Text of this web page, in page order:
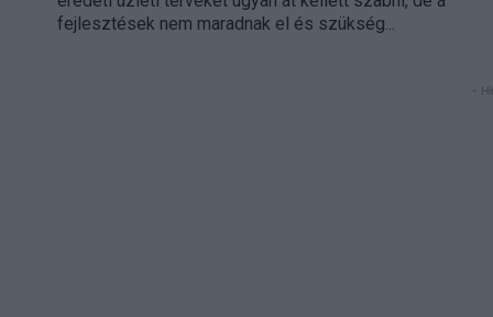
fejlesztések nem maradnak el és szükség...
-